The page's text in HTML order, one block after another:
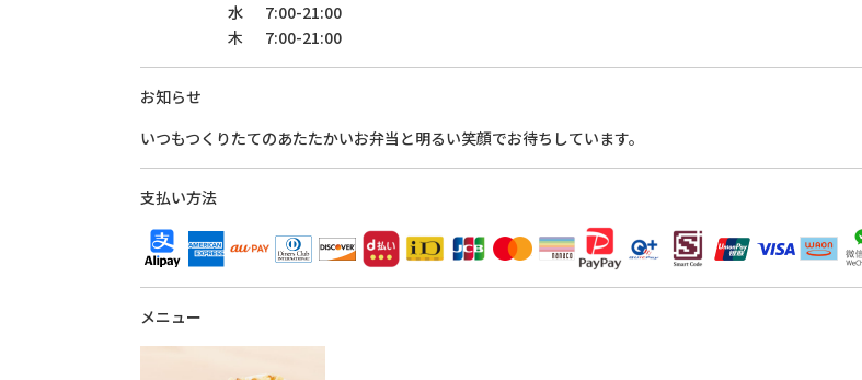
水
7:00-21:00
木
7:00-21:00
お知らせ
いつもつくりたてのあたたかいお弁当と明るい笑顔でお待ちしています。
支払い方法
メニュー